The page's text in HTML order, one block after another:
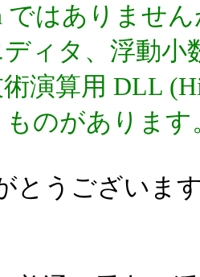
ではありませ
ィタ、浮動小
演算用 DLL
ものがあります
とうございま